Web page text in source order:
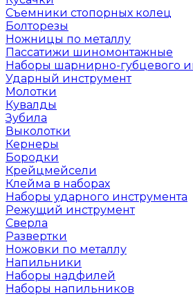
Съемники стопорных колец
Болторезы
Ножницы по металлу
Пассатижи шиномонтажные
Наборы шарнирно-губцевого
Ударный инструмент
Молотки
Кувалды
Зубила
Выколотки
Кернеры
Бородки
Крейцмейсели
Клейма в наборах
Наборы ударного инструмента
Режущий инструмент
Сверла
Развертки
Ножовки по металлу
Напильники
Наборы надфилей
Наборы напильников